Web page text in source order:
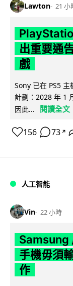
Lawton 21 小
出重要通
戲
Sony 已在 PS5
計劃：2028 年 1
因此...
閱讀全文
156 73 ↗
人工智能
Vin 22 小時
Samsung
手機毋須
作